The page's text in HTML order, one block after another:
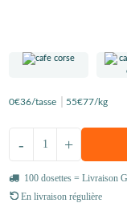
0€36/tasse 55€77/kg
+
-
100 dosettes = Livraison
En livraison régulière